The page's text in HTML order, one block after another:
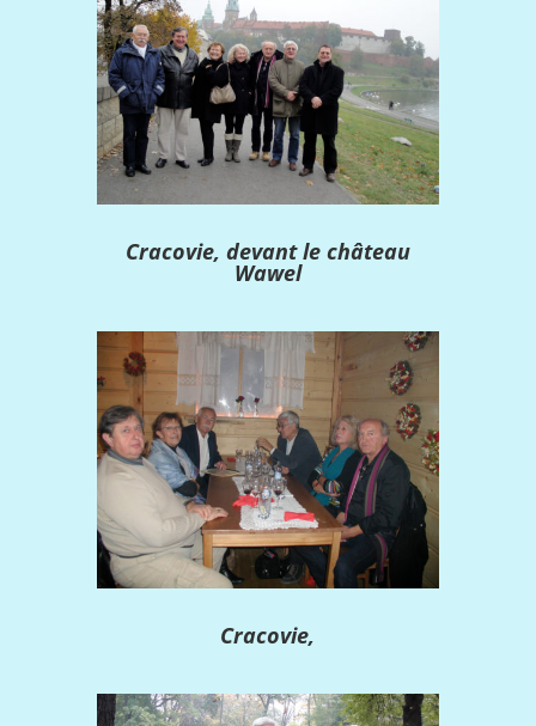
Cracovie, devant le château
Wawel
Cracovie,